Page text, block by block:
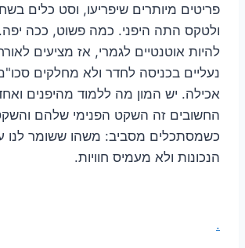
פריטים מיותרים שיפריעו, וסט כלים
ולטקס התה היפני. כמה פשוט, ככה
להיות אוטנטיים לגמרי, אז מציעים
נעליים בכניסה לחדר ולא מחלקים
אכילה. יש המון מה ללמוד מהיפנים
החשובים זה השקט הפנימי שלהם
כשמסתכלים מסביב: משהו ששומר לנו
הנכונות ולא מעמיס חוויות.
.